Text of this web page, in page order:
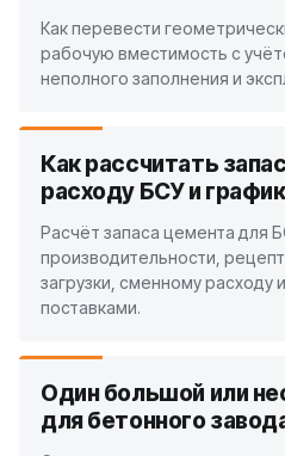
Как перевести
рабочую вместимость с
неполного заполнения и
Как рассчитать
расходу БСУ и
Расчёт запаса цемента для
производительности,
загрузки, сменному расходу
поставками.
Один большой или
для бетонного